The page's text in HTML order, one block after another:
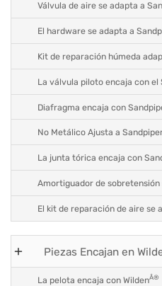
Válvula de aire se adapta a
El hardware se adapta a
Kit de reparación húmeda
La válvula piloto encaja con el
Diafragma encaja con
No Metálico Ajusta a
La junta tórica encaja con
Amortiguador de
El kit de reparación de aire se
Piezas Encajan en
La pelota encaja con WildenÂ®